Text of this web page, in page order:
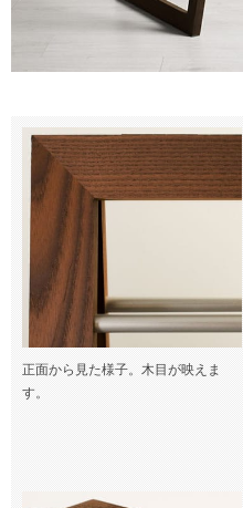
正面から見た様子。木目が映えま
す。